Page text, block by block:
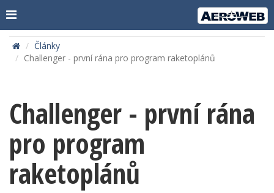
Články
Challenger - první rána pro program raketoplánů
Challenger - první rána
pro program
raketoplánů